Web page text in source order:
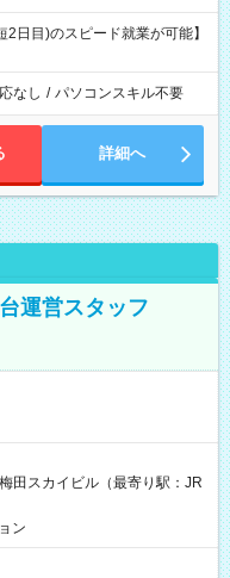
日目)のスピード就業が可能】
なし / パソコンスキル不要
詳細へ
運営スタッフ
田スカイビル（最寄り駅：JR
ン